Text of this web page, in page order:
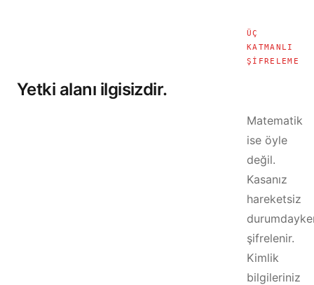
ÜÇ
KATMANLI
ŞIFRELEME
Yetki alanı ilgisizdir.
Matematik
ise öyle
değil.
Kasanız
hareketsiz
şifrelenir.
Kimlik
bilgileriniz